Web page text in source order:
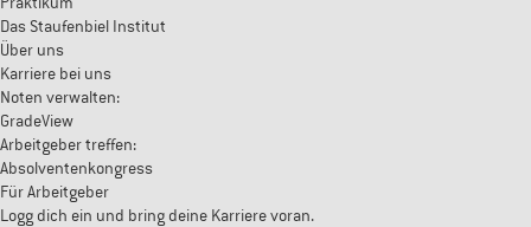
Das Staufenbiel Institut
Über uns
Karriere bei uns
Noten verwalten:
GradeView
Arbeitgeber treffen:
Absolventenkongress
Für Arbeitgeber
Logg dich ein und bring deine Karriere voran.